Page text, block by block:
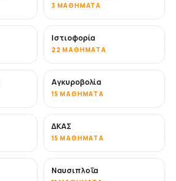
3 ΜΑΘΉΜΑΤΑ
Ιστιοφορία
22 ΜΑΘΉΜΑΤΑ
Αγκυροβολία
15 ΜΑΘΉΜΑΤΑ
ΔΚΑΣ
15 ΜΑΘΉΜΑΤΑ
Ναυσιπλοΐα